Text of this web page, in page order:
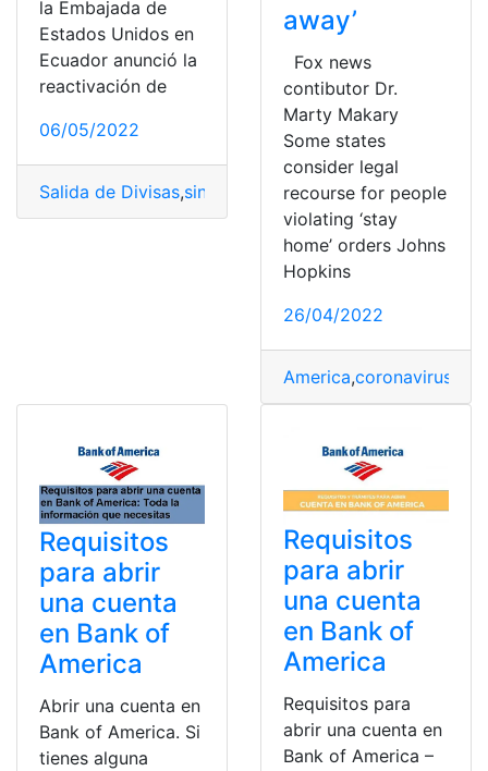
la Embajada de
Estados Unidos en
Ecuador anunció la
reactivación de
06/05/2022
Salida de Divisas,sin visa ,visa americana,visa de
away’
Fox news
contibutor Dr.
Marty Makary
Some states
consider legal
recourse for people
violating ‘stay
home’ orders Johns
Hopkins
26/04/2022
America,coronavirus
Requisitos
para abrir
una cuenta
en Bank of
America
Abrir una cuenta en
Bank of America. Si
tienes alguna
Requisitos
para abrir
una cuenta
en Bank of
America
Requisitos para
abrir una cuenta en
Bank of America –